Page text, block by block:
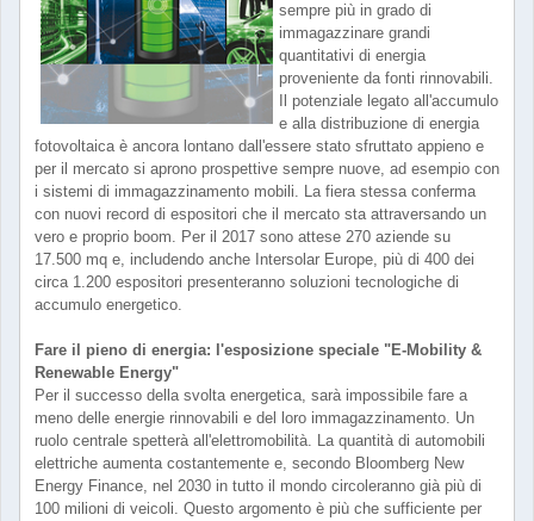
sempre più in grado di
immagazzinare grandi
quantitativi di energia
proveniente da fonti rinnovabili.
Il potenziale legato all'accumulo
e alla distribuzione di energia
fotovoltaica è ancora lontano dall'essere stato sfruttato appieno e
per il mercato si aprono prospettive sempre nuove, ad esempio con
i sistemi di immagazzinamento mobili. La fiera stessa conferma
con nuovi record di espositori che il mercato sta attraversando un
vero e proprio boom. Per il 2017 sono attese 270 aziende su
17.500 mq e, includendo anche Intersolar Europe, più di 400 dei
circa 1.200 espositori presenteranno soluzioni tecnologiche di
accumulo energetico.
Fare il pieno di energia: l'esposizione speciale "E-Mobility &
Renewable Energy"
Per il successo della svolta energetica, sarà impossibile fare a
meno delle energie rinnovabili e del loro immagazzinamento. Un
ruolo centrale spetterà all'elettromobilità. La quantità di automobili
elettriche aumenta costantemente e, secondo Bloomberg New
Energy Finance, nel 2030 in tutto il mondo circoleranno già più di
100 milioni di veicoli. Questo argomento è più che sufficiente per